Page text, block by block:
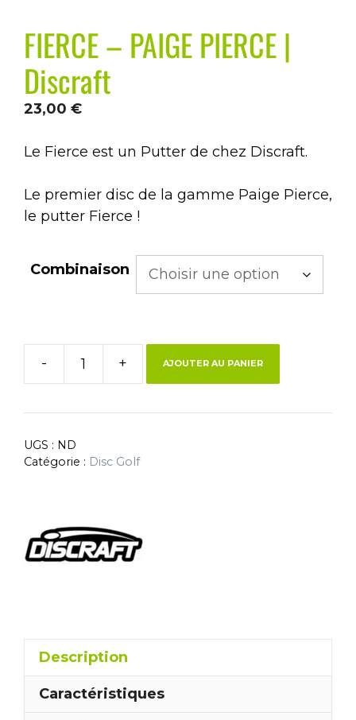
FIERCE – PAIGE PIERCE |
Discraft
23,00 €
Le Fierce est un Putter de chez Discraft.
Le premier disc de la gamme Paige Pierce,
le putter Fierce !
Combinaison
- + AJOUTER AU PANIER
UGS : ND
Catégorie : Disc Golf
Description
Caractéristiques